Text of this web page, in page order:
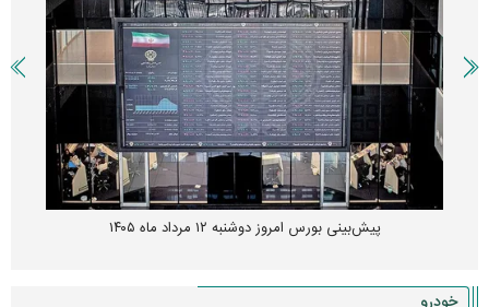
پیش‌بینی بورس امروز دوشنبه ۱۲ مرداد ماه ۱۴۰۵